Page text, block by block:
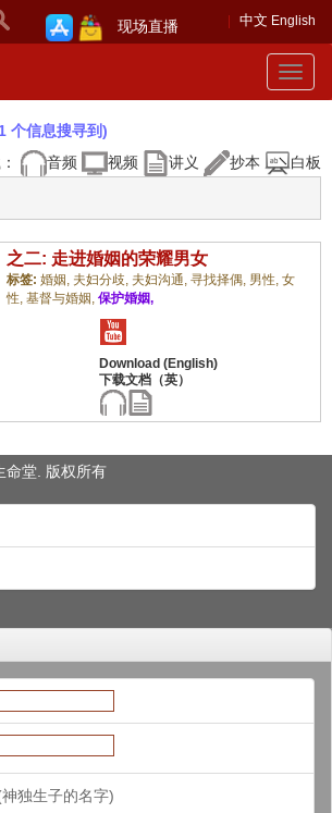
中文 English
现场直播
Toggle
个信息搜寻到)
音频 视频 讲义 抄本 白板
之二: 走进婚姻的荣耀男女
标签: 婚姻, 夫妇分歧, 夫妇沟通, 寻找择偶, 男性, 女
性, 基督与婚姻, 保护婚姻,
命堂. 版权所有
神独生子的名字)